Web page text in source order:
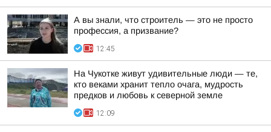
А вы знали, что строитель — это не просто
профессия, а призвание?
12:45
На Чукотке живут удивительные люди — те,
кто веками хранит тепло очага, мудрость
предков и любовь к северной земле
12:09